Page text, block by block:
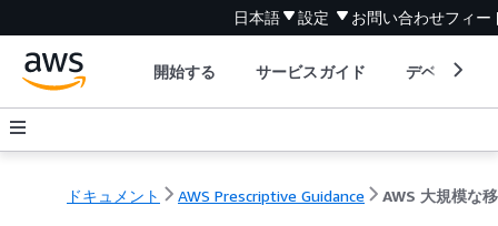
日本語 設定 お問い合わせフィー
開始する サービスガイド デベロッパ
ドキュメント AWS Prescriptive Guidance